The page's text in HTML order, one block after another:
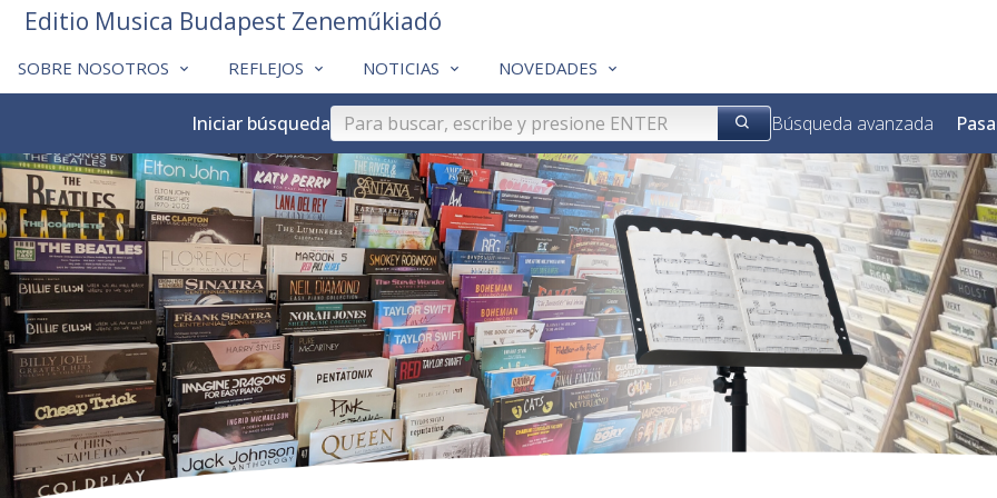
SOBRE NOSOTROS REFLEJOS NOTICIAS NOVEDADES
Editio Musica Budapest Zeneműkiadó
Iniciar búsqueda Búsqueda avanzada